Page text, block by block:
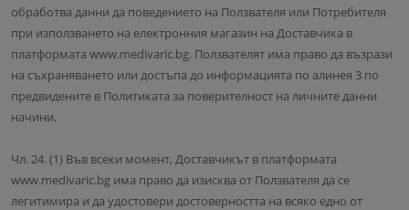
обработва данни да поведението на Ползвателя или Потребителя
при използването на електронния магазин на Доставчика в
платформата www.medivaric.bg. Ползвателят има право да възрази
на съхраняването или достъпа до информацията по алинея 3 по
предвидените в Политиката за поверителност на личните данни
начини.
Чл. 24. (1) Във всеки момент, Доставчикът в платформата
www.medivaric.bg има право да изисква от Ползвателя да се
легитимира и да удостовери достоверността на всяко едно от